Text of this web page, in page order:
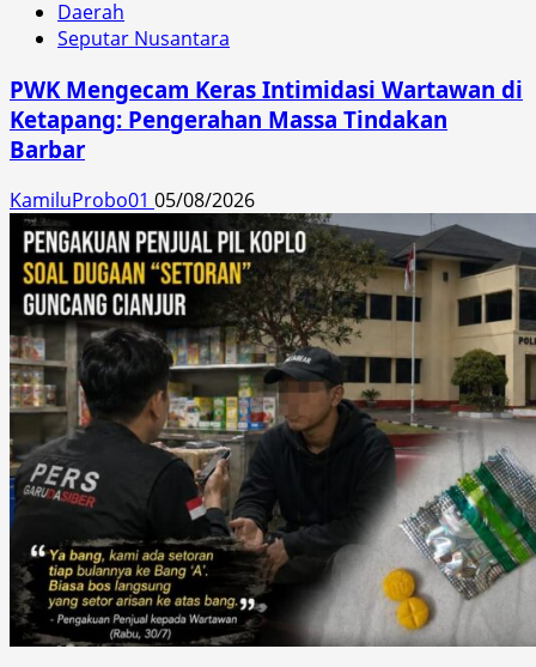
Daerah
Seputar Nusantara
PWK Mengecam Keras Intimidasi Wartawan di
Ketapang: Pengerahan Massa Tindakan
Barbar
KamiluProbo01 05/08/2026